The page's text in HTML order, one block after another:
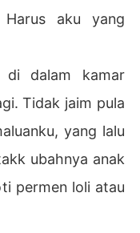
Harus aku yang
di dalam kamar
Tidak jaim pula
yang lalu
ubahnya anak
permen loli atau